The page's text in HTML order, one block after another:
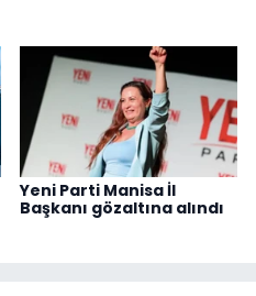
Yeni Parti Manisa İl
Başkanı gözaltına alındı